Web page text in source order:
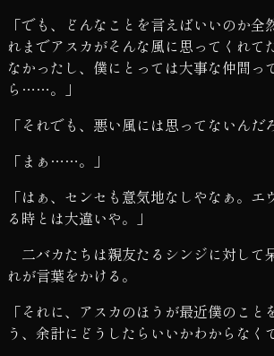
「でも、どんなことを言えばいいのか全
れまでアスカがそんな風に思ってくれて
なかったし、僕にとっては大事な仲間っ
ら……。」
「それでも、悪い風には思ってないんだ
「まぁ……。」
「はぁ、センセも意気地なしやなぁ。エ
る時とは大違いや。」
二バカたちは親友たるシンジに対して
れが言葉をかける。
「それに、アスカのほうが最近僕のこと
う、余計にどうしたらいいかわからな